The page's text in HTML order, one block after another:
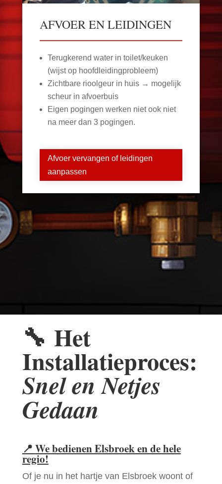
AFVOER EN LEIDINGEN
Terugkerend water in toilet/keuken
(wijst op hoofdleidingprobleem)
Zichtbare rioolgeur in huis → mogelijk
scheur in afvoerbuis
Eigen pogingen werken niet ook niet
na meer dan 3 pogingen.
Afvoer vervangen of leidingen
aanpassen
🔧 Het
Installatieproces:
Snel en Netjes
Gedaan
📍 We bedienen Elsbroek en de hele
regio!
Of je nu in het hartje van Elsbroek woont of